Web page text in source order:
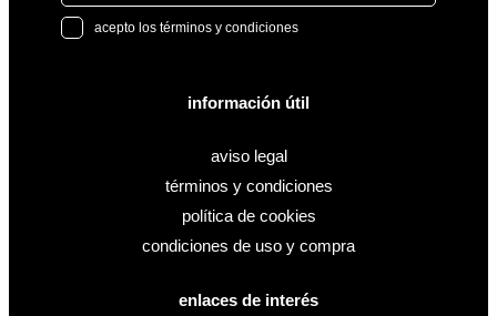
acepto los términos y condiciones
información útil
aviso legal
términos y condiciones
política de cookies
condiciones de uso y compra
enlaces de interés